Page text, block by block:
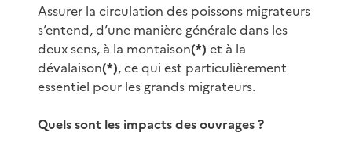
Assurer la circulation des poissons migrateurs
s’entend, d’une manière générale dans les
deux sens, à la montaison(*) et à la
dévalaison(*), ce qui est particulièrement
essentiel pour les grands migrateurs.
Quels sont les impacts des ouvrages ?